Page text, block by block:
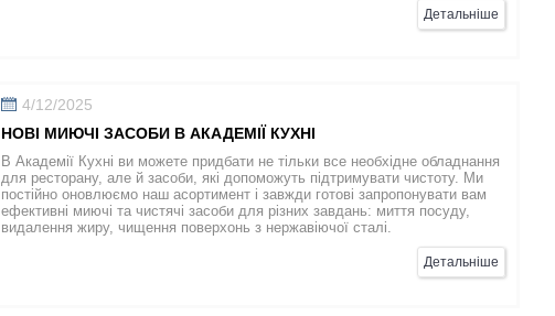
Детальніше
4/12/2025
НОВІ МИЮЧІ ЗАСОБИ В АКАДЕМІЇ КУХНІ
В Академії Кухні ви можете придбати не тільки все необхідне обладнання
для ресторану, але й засоби, які допоможуть підтримувати чистоту. Ми
постійно оновлюємо наш асортимент і завжди готові запропонувати вам
ефективні миючі та чистячі засоби для різних завдань: миття посуду,
видалення жиру, чищення поверхонь з нержавіючої сталі.
Детальніше